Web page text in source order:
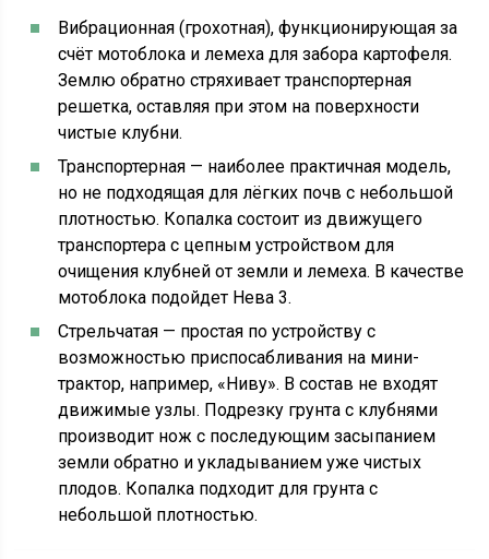
Вибрационная (грохотная), функционирующая за
счёт мотоблока и лемеха для забора картофеля.
Землю обратно стряхивает транспортерная
решетка, оставляя при этом на поверхности
чистые клубни.
Транспортерная — наиболее практичная модель,
но не подходящая для лёгких почв с небольшой
плотностью. Копалка состоит из движущего
транспортера с цепным устройством для
очищения клубней от земли и лемеха. В качестве
мотоблока подойдет Нева 3.
Стрельчатая — простая по устройству с
возможностью приспосабливания на мини-
трактор, например, «Ниву». В состав не входят
движимые узлы. Подрезку грунта с клубнями
производит нож с последующим засыпанием
земли обратно и укладыванием уже чистых
плодов. Копалка подходит для грунта с
небольшой плотностью.